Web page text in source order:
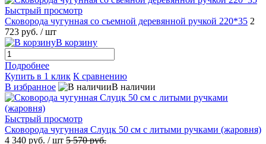
Быстрый просмотр
Сковорода чугунная со съемной деревянной ручкой 220*35 2
723 руб. / шт
В корзину
Подробнее
Купить в 1 клик К сравнению
В избранное
В наличии
Быстрый просмотр
Сковорода чугунная Слуцк 50 см с литыми ручками (жаровня)
4 340 руб. / шт 5 570 руб.